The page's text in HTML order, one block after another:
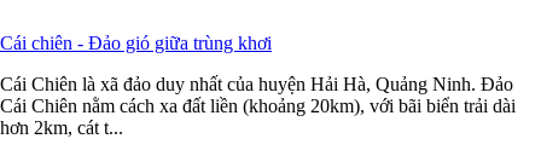
Cái chiên - Đảo gió giữa trùng khơi
Cái Chiên là xã đảo duy nhất của huyện Hải Hà, Quảng Ninh. Đảo
Cái Chiên nằm cách xa đất liền (khoảng 20km), với bãi biển trải dài
hơn 2km, cát t...